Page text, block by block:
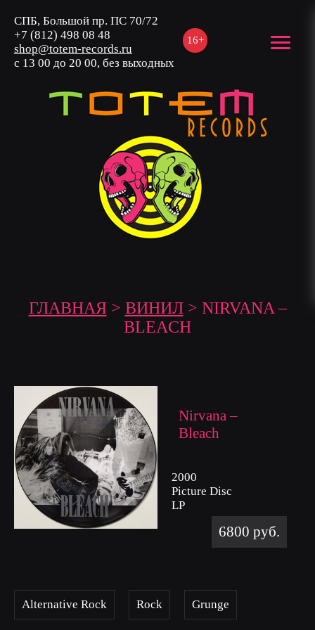
16+
СПБ, Большой пр. ПС 70/72
+7 (812) 498 08 48
shop@totem-records.ru
с 13 00 до 20 00, без выходных
ГЛАВНАЯ> ВИНИЛ> NIRVANA –
BLEACH
Nirvana –
Bleach
2000
Picture Disc
LP
6800 руб.
Alternative Rock Rock Grunge